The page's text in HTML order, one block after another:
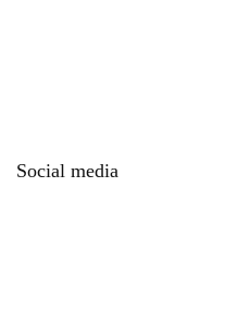
Social media